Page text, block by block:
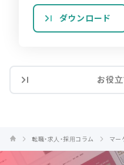
ダウンロード
お役
転職・求人・採用コラム マー